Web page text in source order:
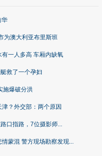
华
为澳大利亚布里斯班
一人多高 车厢内缺氧
救了一个孕妇
施爆破分洪
？外交部：两个原因
口指路，7位摄影师...
蒙混 警方现场勘察发现...